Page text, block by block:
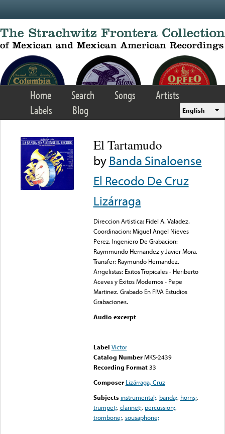
Home Search Songs
Artists
Labels
Blog English
El Tartamudo
byBanda Sinaloense
El Recodo De Cruz
Lizárraga
Direccion Artistica: Fidel A. Valadez.
Coordinacion: Miguel Angel Nieves
Perez. Ingeniero De Grabacion:
Raymmundo Hernandez y Javier Mora.
Transfer: Raymundo Hernandez.
Arrgelistas: Exitos Tropicales - Heriberto
Aceves y Exitos Modernos - Pepe
Martinez. Grabado En FIVA Estudios
Grabaciones.
Audio excerpt
Label Victor
Catalog Number MKS-2439
Recording Format33
Composer Lizárraga, Cruz
Subjects instrumental;, banda;, horns;,
trumpet;,clarinet;, percussion;,
trombone;,sousaphone;